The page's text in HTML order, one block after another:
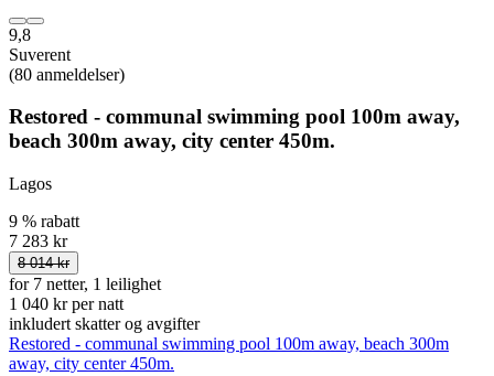
9,8
Suverent
(80 anmeldelser)
Restored - communal swimming pool 100m away,
beach 300m away, city center 450m.
Lagos
9 % rabatt
7 283 kr
8 014 kr
for 7 netter, 1 leilighet
1 040 kr per natt
inkludert skatter og avgifter
Restored - communal swimming pool 100m away, beach 300m
away, city center 450m.